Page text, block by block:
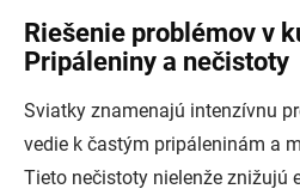
Riešenie problémov v
Pripáleniny a nečistoty
Sviatky znamenajú intenzívnu
vedie k častým pripáleninám a
Tieto nečistoty nielenže znižujú